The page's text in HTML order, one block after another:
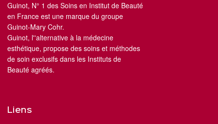
Guinot, N° 1 des Soins en Institut de Beauté
en France est une marque du groupe
Guinot-Mary Cohr.
Guinot, l''alternative à la médecine
esthétique, propose des soins et méthodes
de soin exclusifs dans les Instituts de
Beauté agréés.
Liens